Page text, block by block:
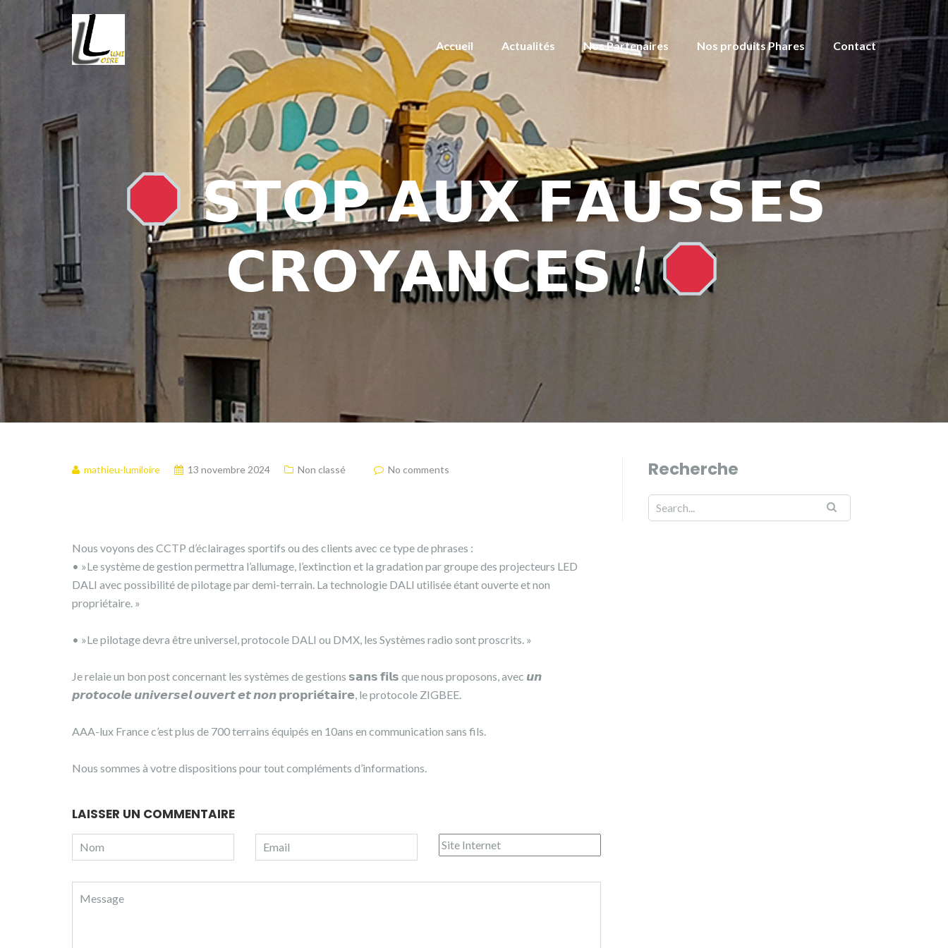
Accueil Actualités Nos Partenaires Nos produits Phares Contact
𝗦𝗧𝗢𝗣 𝗔𝗨𝗫 𝗙𝗔𝗨𝗦𝗦𝗘𝗦
𝗖𝗥𝗢𝗬𝗔𝗡𝗖𝗘𝗦 !
mathieu-lumiloire 13 novembre 2024 Non classé No comments
Nous voyons des CCTP d’éclairages sportifs ou des clients avec ce type de phrases :
• »Le système de gestion permettra l’allumage, l’extinction et la gradation par groupe des projecteurs LED
DALI avec possibilité de pilotage par demi-terrain. La technologie DALI utilisée étant ouverte et non
propriétaire. »
• »Le pilotage devra être universel, protocole DALI ou DMX, les Systèmes radio sont proscrits. »
Je relaie un bon post concernant les systèmes de gestions 𝘀𝗮𝗻𝘀 𝗳𝗶𝗹𝘀 que nous proposons, avec 𝙪𝙣
𝙥𝙧𝙤𝙩𝙤𝙘𝙤𝙡𝙚 𝙪𝙣𝙞𝙫𝙚𝙧𝙨𝙚𝙡 𝙤𝙪𝙫𝙚𝙧𝙩 𝙚𝙩 𝙣𝙤𝙣 𝗽𝗿𝗼𝗽𝗿𝗶𝗲́𝘁𝗮𝗶𝗿𝗲, le protocole ZIGBEE.
AAA-lux France c’est plus de 700 terrains équipés en 10ans en communication sans fils.
Nous sommes à votre dispositions pour tout compléments d’informations.
LAISSER UN COMMENTAIRE
Recherche
Search for: